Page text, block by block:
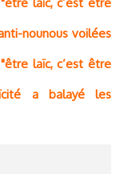
laïc, c’est être
nounous voilées
laïc, c’est être
a balayé les